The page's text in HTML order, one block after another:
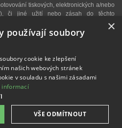
tiskových, elektronických a/nebo
či jiné užití nebo zásah do těchto
v případě neoprávněného užití autorského
č. 121/2000 Sb., autorského zákona,
odměny, a v konkrétním případě se může
č. 40/2009 Sb., trestního zákoníku. V
autorských děl zveřejněných na těchto
na e-mailové adrese:
je Martin Kusý.
těchto webových stránkách mají pouze
×
používají soubory
cookie ke zlepšení
našich webových stránek
v souladu s našimi zásadami
informací
VŠE ODMÍTNOUT